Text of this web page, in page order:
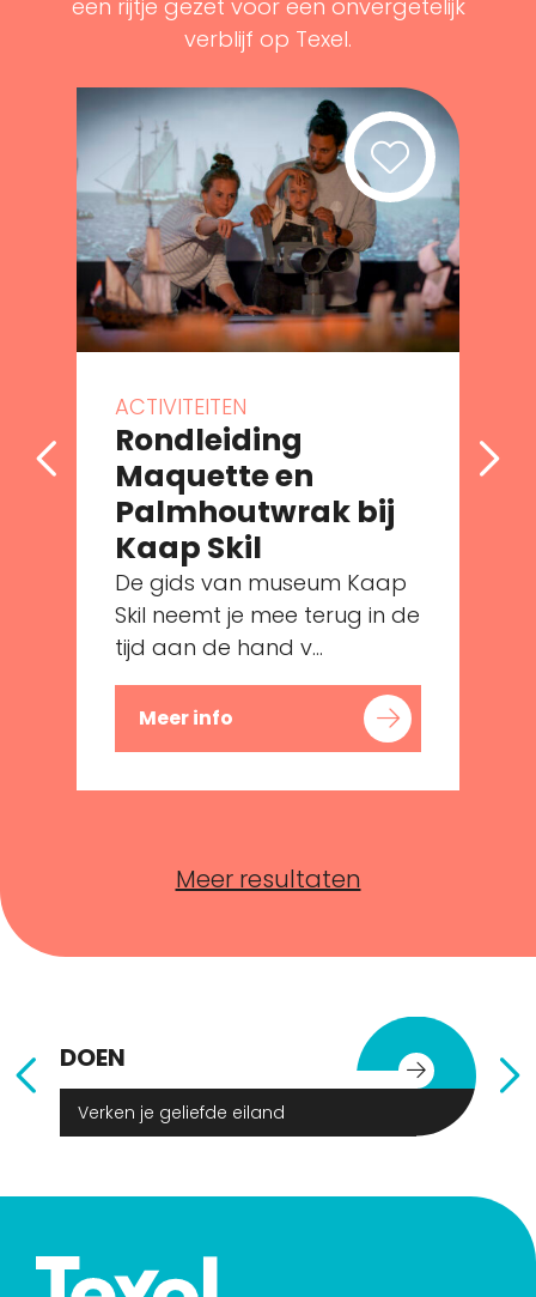
een rijtje gezet voor een onvergetelijk
verblijf op Texel.
ACTIVITEITEN
Rondleiding
Maquette en
Palmhoutwrak bij
Kaap Skil
De gids van museum Kaap
Skil neemt je mee terug in de
tijd aan de hand v...
Meer info
Meer resultaten
DOEN
Verken je geliefde eiland